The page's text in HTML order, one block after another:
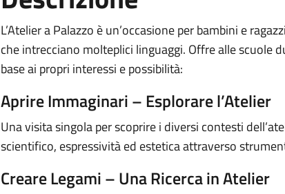
L’Atelier a Palazzo è un’occasione per bambini e
che intrecciano molteplici linguaggi. Offre alle scuole
base ai propri interessi e possibilità:
Aprire Immaginari – Esplorare l’Atelier
Una visita singola per scoprire i diversi contesti
scientifico, espressività ed estetica attraverso
Creare Legami – Una Ricerca in Atelier